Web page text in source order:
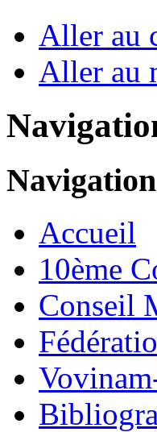
Aller au
Aller au
Navigation
Accueil
10ème
Conseil